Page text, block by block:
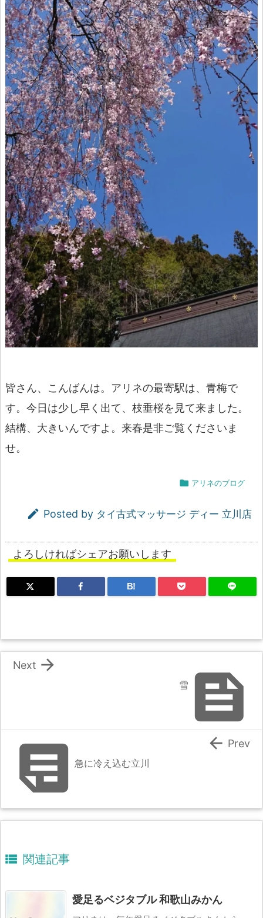
皆さん、こんばんは。アリネの最寄駅は、青梅で
す。今日は少し早く出て、枝垂桜を見て来ました。
結構、大きいんですよ。来春是非ご覧くださいま
せ。
 アリネのブログ
 Posted by タイ古式マッサージ ディー 立川店
よろしければシェアお願いします
B!

雪

Next
急に冷え込む立川
 Prev
 関連記事
愛足るベジタブル 和歌山みかん